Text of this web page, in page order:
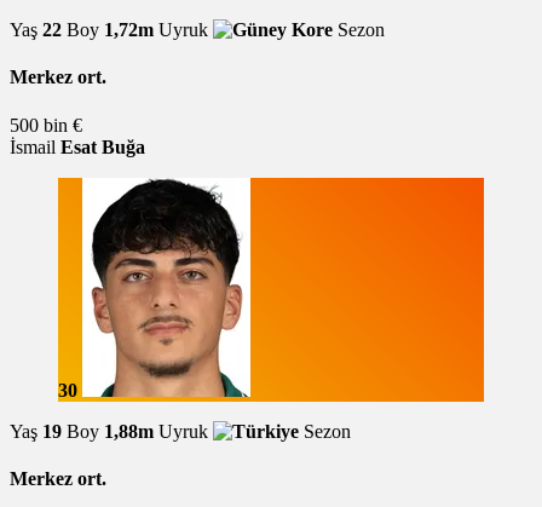
Yaş 22 Boy 1,72m Uyruk Sezon
Merkez ort.
500 bin €
İsmail Esat Buğa
30
Yaş 19 Boy 1,88m Uyruk Sezon
Merkez ort.